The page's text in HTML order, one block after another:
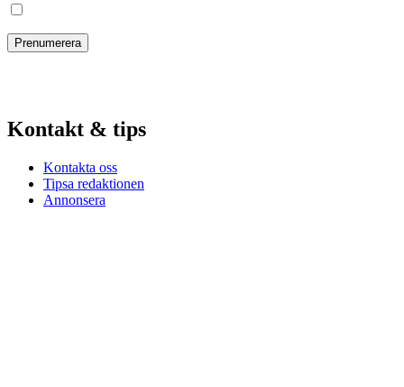
Kontakt & tips
Kontakta oss
Tipsa redaktionen
Annonsera